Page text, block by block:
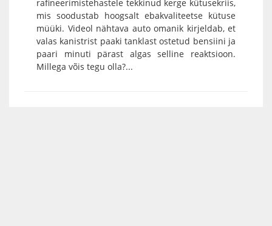
rafineerimistehastele tekkinud kerge kütusekriis,
mis soodustab hoogsalt ebakvaliteetse kütuse
müüki. Videol nähtava auto omanik kirjeldab, et
valas kanistrist paaki tanklast ostetud bensiini ja
paari minuti pärast algas selline reaktsioon.
Millega võis tegu olla?...